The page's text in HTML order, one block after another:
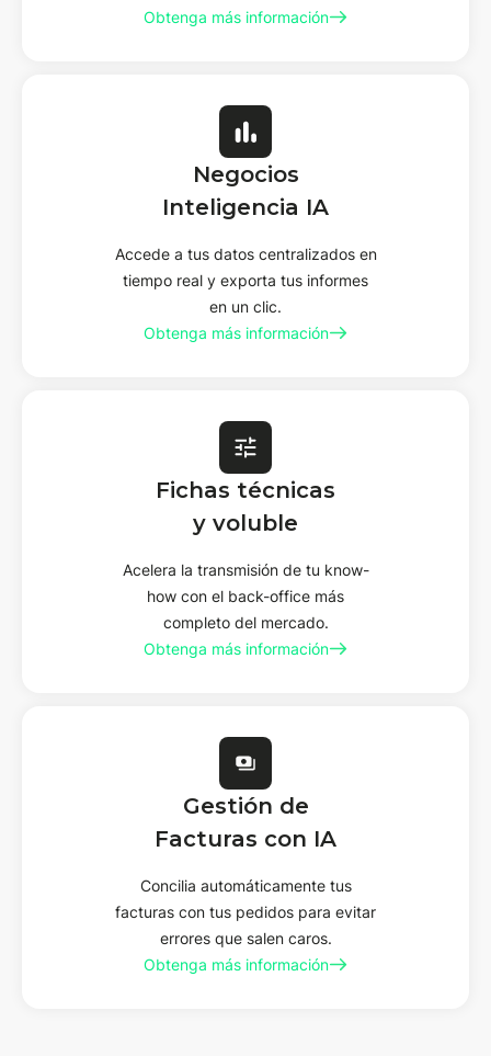
Obtenga más información
Negocios
Inteligencia IA
Accede a tus datos centralizados en
tiempo real y exporta tus informes
en un clic.
Obtenga más información
Fichas técnicas
y voluble
Acelera la transmisión de tu know-
how con el back-office más
completo del mercado.
Obtenga más información
Gestión de
Facturas con IA
Concilia automáticamente tus
facturas con tus pedidos para evitar
errores que salen caros.
Obtenga más información